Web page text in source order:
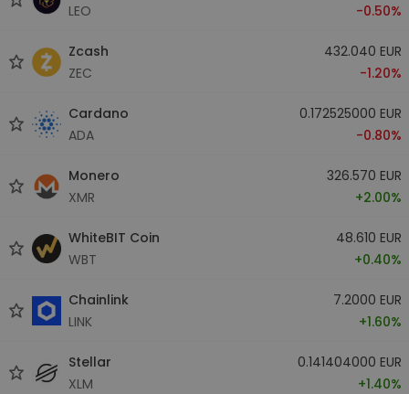
LEO
-0.50%
Zcash
ZEC
432.040 EUR
-1.20%
Cardano
ADA
0.172525000 EUR
-0.80%
Monero
XMR
326.570 EUR
+2.00%
WhiteBIT Coin
WBT
48.610 EUR
+0.40%
Chainlink
LINK
7.2000 EUR
+1.60%
Stellar
XLM
0.141404000 EUR
+1.40%